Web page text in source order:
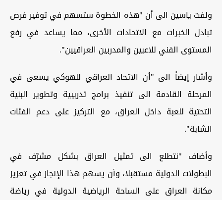
ولفت ياسين الى أن "هذه الخطوة ستسهم في توفير فرص
تبادل الخبرات مع الاتحادات الأخرى، مما يساعد في رفع
المستوى الفني للاعبين والمدربين العراقيين".
وأشار إيضاً الى "أن الاتحاد العراقي للهوكي يسعى في
المرحلة القادمة الى تنفيذ برامج تدريبية وتطوير البنية
التحتية للعبة داخل العراق، مع التركيز على دعم الفئات
الشابة".
وأضاف "نتطلع الى تمثيل العراق بشكل مشرّف في
البطولات الدولية مستقبلا، وأن يسهم هذا الإنجاز في تعزيز
مكانة العراق على الساحة الرياضية الدولية في رياضة